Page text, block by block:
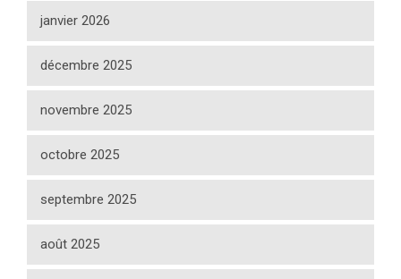
janvier 2026
décembre 2025
novembre 2025
octobre 2025
septembre 2025
août 2025